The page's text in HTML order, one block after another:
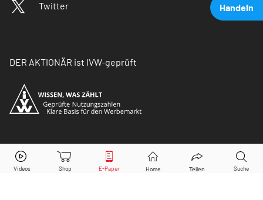
Handeln
Amazon Aktie jetzt handeln?
Twitter
DER AKTIONÄR ist IVW-geprüft
© Copyright 2026 Börsenmedien AG. Alle Rechte